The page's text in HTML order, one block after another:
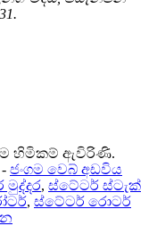
හිමිකම් ඇවිරිණි.
ජංගම වෙබ් අඩවිය
, ස්ටේටර් ස්ටැක්
, ස්ටේටර් රොටර්